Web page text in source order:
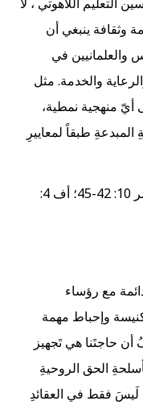
وثقافة ينبغي أن
والعلمانيين في
والخدمة. مثل
أيّ منهجية نمطية،
طبقاً لمعاييرِ
(كو 1: 27، 28؛ أع 14: 23؛ تي 1: 5، 9؛ مر 10: 42-45؛ أف 4:
مع رؤساء
وإحباط مهمة
أن حاجتَنا هي تَجهيز
الحق الروحيةِ
فقط في العقائدِ